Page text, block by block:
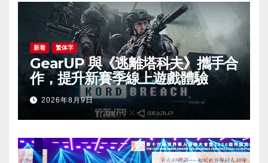
新着 繁体字
GearUP 與《逃離塔科夫》攜手合
作，提升新賽季線上遊戲體驗
2026年8月9日